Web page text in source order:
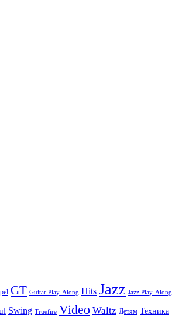
GT Guitar Play-Along Hits Jazz Jazz Play-Along
Swing Truefire Video Waltz Детям Техника